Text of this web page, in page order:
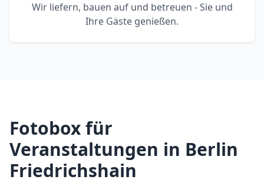
Wir liefern, bauen auf und betreuen - Sie und
Ihre Gäste genießen.
Fotobox für
Veranstaltungen in Berlin
Friedrichshain